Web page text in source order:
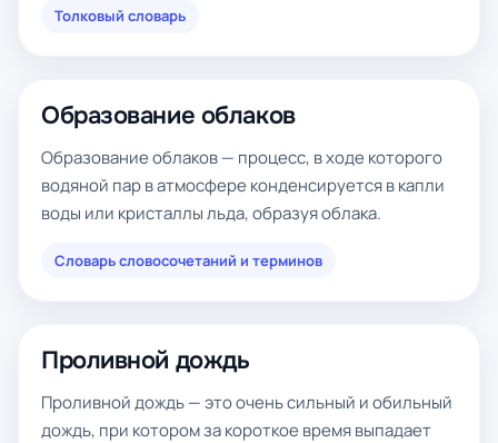
Толковый словарь
Образование облаков
Образование облаков — процесс, в ходе которого
водяной пар в атмосфере конденсируется в капли
воды или кристаллы льда, образуя облака.
Словарь словосочетаний и терминов
Проливной дождь
Проливной дождь — это очень сильный и обильный
дождь, при котором за короткое время выпадает